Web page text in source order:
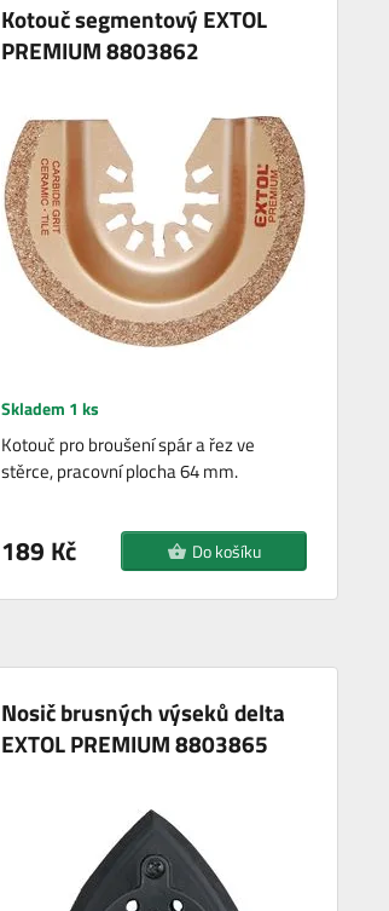
Kotouč segmentový EXTOL
PREMIUM 8803862
Skladem 1 ks
Kotouč pro broušení spár a řez ve
stěrce, pracovní plocha 64 mm.
189 Kč Do košíku
Nosič brusných výseků delta
EXTOL PREMIUM 8803865